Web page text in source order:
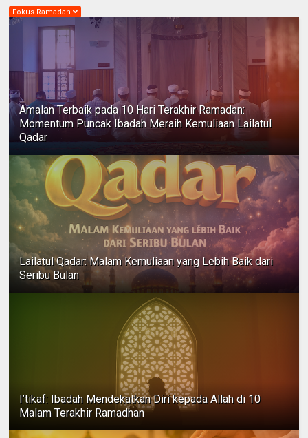
Fokus Ramadan
Amalan Terbaik pada 10 Hari Terakhir Ramadan:
Momentum Puncak Ibadah Meraih Kemuliaan Lailatul
Qadar
Lailatul Qadar: Malam Kemuliaan yang Lebih Baik dari
Seribu Bulan
I’tikaf: Ibadah Mendekatkan Diri kepada Allah di 10
Malam Terakhir Ramadhan